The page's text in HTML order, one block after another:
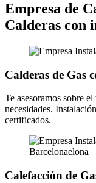
Empresa de
Calderas con
Calderas de Gas
Te asesoramos sobre
necesidades.
certificados.
Calefacción de